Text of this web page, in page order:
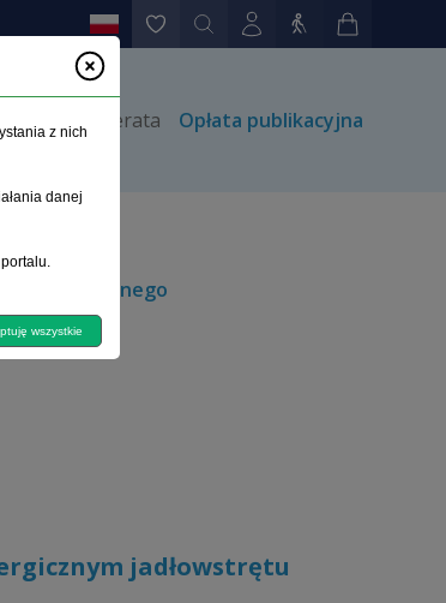
Prenumerata Opłata publikacyjna
psychicznego
jadłowstrętu
z nich
danej
wszystkie